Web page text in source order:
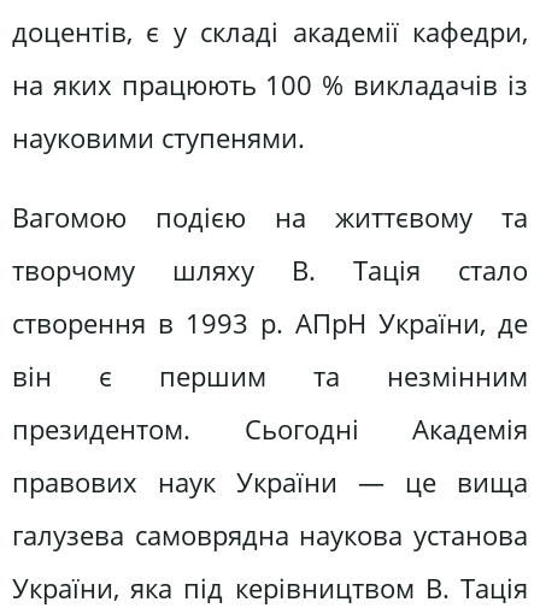
доцентів, є у складі академії кафедри,
на яких працюють 100 % викладачів із
науковими ступенями.
Вагомою подією на життєвому та
творчому шляху В. Тація стало
створення в 1993 р. АПрН України, де
він є першим та незмінним
президентом. Сьогодні Академія
правових наук України — це вища
галузева самоврядна наукова установа
України, яка під керівництвом В. Тація